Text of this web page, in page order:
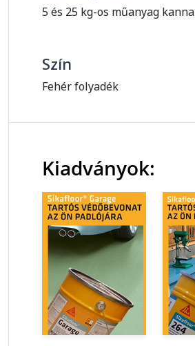
5 és 25 kg-os műanyag kanna
Szín
Fehér folyadék
Kiadványok: